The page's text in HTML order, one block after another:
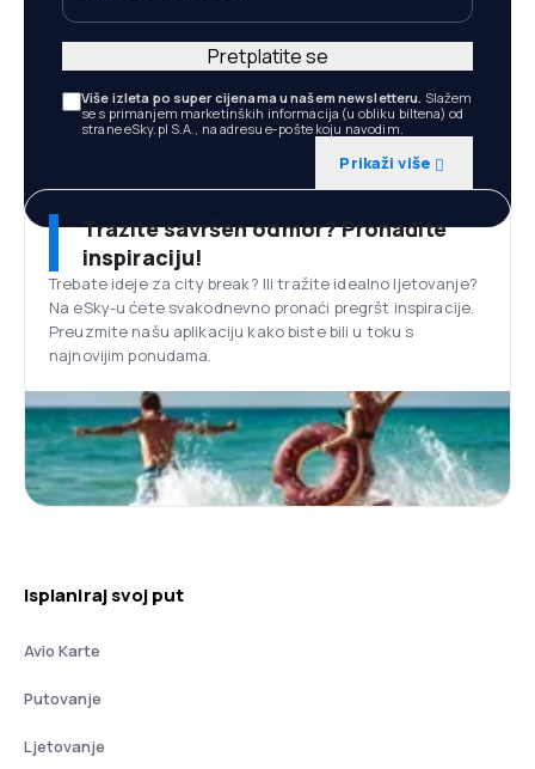
Više izleta po super cijenama u našem newsletteru. Slažem
se s primanjem marketinških informacija (u obliku biltena) od
strane eSky.pl S.A., na adresu e-pošte koju navodim.
Prikaži više
Pretplatite se
Tražite savršen odmor? Pronađite
inspiraciju!
Trebate ideje za city break? Ili tražite idealno ljetovanje?
Na eSky-u ćete svakodnevno pronaći pregršt inspiracije.
Preuzmite našu aplikaciju kako biste bili u toku s
najnovijim ponudama.
Isplaniraj svoj put
Avio Karte
Putovanje
Ljetovanje